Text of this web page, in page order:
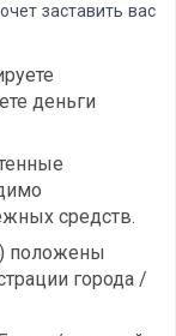
заставить вас
деньги
средств.
положены
города /